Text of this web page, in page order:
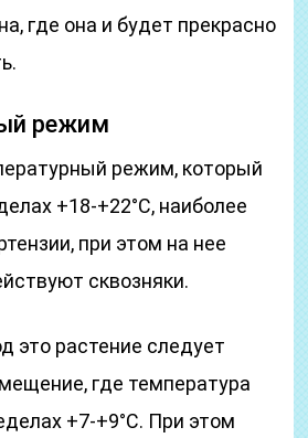
где она и будет прекрасно
режим
режим, который
+18-+22°С, наиболее
при этом на нее
сквозняки.
это растение следует
где температура
+7-+9°С. При этом